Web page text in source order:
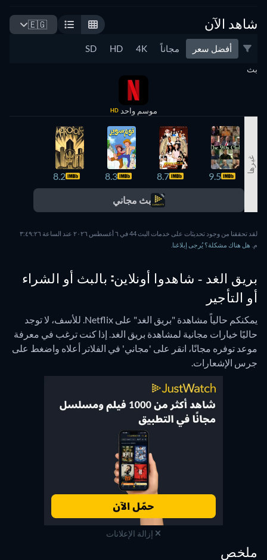
شاهد الآن 🇪🇬
أفضل سعر مجاناً 4K
HD
SD
بث
موسم واحد HD
غيرها
9.5
8.7
8.3
8.2
بث مجاني
لقد تحققنا من وجود تحديثات على خدمات البث 44 في ٦ أغسطس ٢٠٢٦ عند الساعة ٣:٤٩:٢٦
م.
هل هناك مشكلة؟ يُرجى إبلاغنا.
بريق الغد - شاهدوا أونلاين: بالبث أو الشراء
أو التأجير
يمكنكم حالياً مشاهدة "بريق الغد" على Netflix.
للأسف، لا توجد
حاليًا خيارات مجانية لمشاهدة بريق الغد. إذا كنت ترغب في معرفة
موعد توفره مجانًا، انقر على 'مجاني' في الفلاتر أعلاه واضغط على
جرس الإشعارات.
إزالة الإعلانات
ملخص